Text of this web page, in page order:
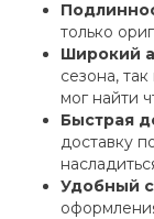
только
Широкий
сезона,
мог найти
Быстрая
доставку
Удобный